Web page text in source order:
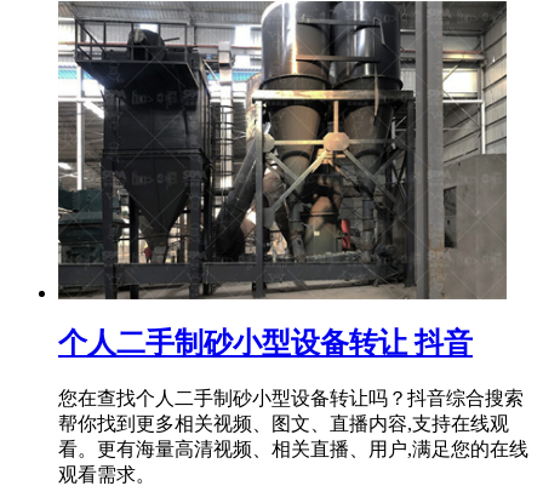
个人二手制砂小型设备转让 抖音
您在查找个人二手制砂小型设备转让吗？抖音综合搜索
帮你找到更多相关视频、图文、直播内容,支持在线观
看。更有海量高清视频、相关直播、用户,满足您的在线
观看需求。